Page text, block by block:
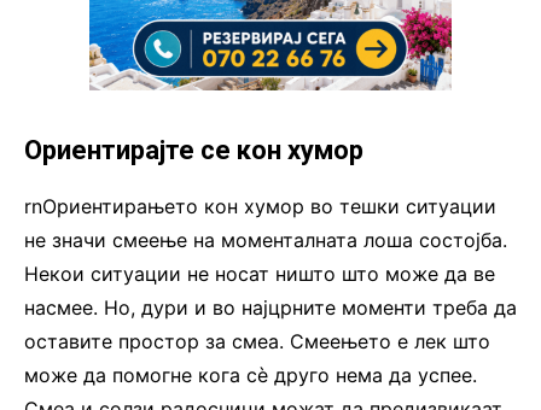
Ориентирајте се кон хумор
rnОриентирањето кон хумор во тешки ситуации
не значи смеење на моменталната лоша состојба.
Некои ситуации не носат ништо што може да ве
насмее. Но, дури и во најцрните моменти треба да
оставите простор за смеа. Смеењето е лек што
може да помогне кога сè друго нема да успее.